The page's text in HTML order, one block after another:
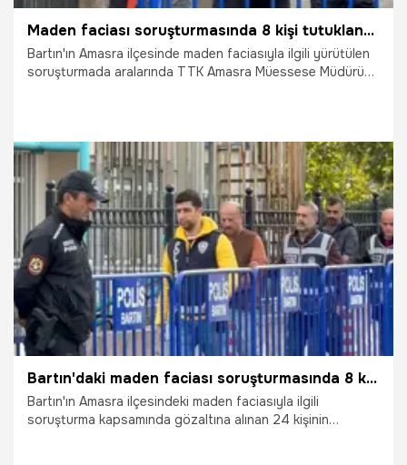
Maden faciası soruşturmasında 8 kişi tutuklandı, 16 kişi serbest bırakıldı
Bartın'ın Amasra ilçesinde maden faciasıyla ilgili yürütülen
soruşturmada aralarında TTK Amasra Müessese Müdürü
1.11.2022 Gündem
Bartın'daki maden faciası soruşturmasında 8 kişi tutuklandı
Bartın'ın Amasra ilçesindeki maden faciasıyla ilgili
soruşturma kapsamında gözaltına alınan 24 kişinin